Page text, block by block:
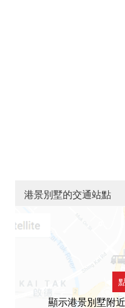
港景別墅的交通站點
顯示港景別墅附